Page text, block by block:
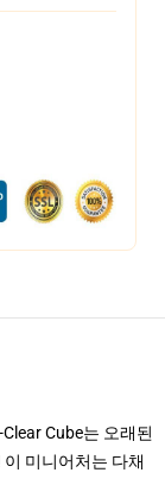
Cube는 오래된
미니어처는 다채